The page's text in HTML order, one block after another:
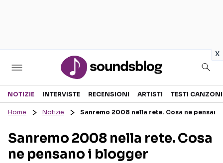
x
Sezioni
RECENSIONI MUSICALI
INTERVISTE
TESTI CANZONI
TOUR ED EVENTI
NOTIZIE INTERVISTE RECENSIONI ARTISTI TESTI CANZONI
Home Notizie Sanremo 2008 nella rete. Cosa ne
Sanremo 2008 nella rete. Cosa
ne pensano i blogger